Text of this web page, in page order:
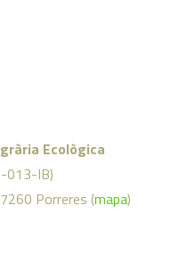
Ecològica
013-IB)
Porreres (mapa)